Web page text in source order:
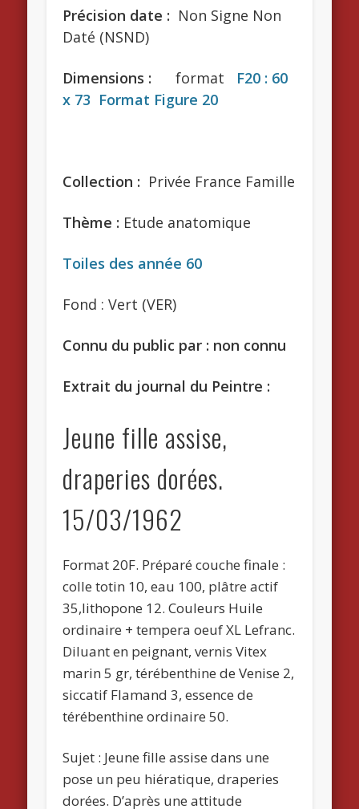
Précision date : Non Signe Non
Daté (NSND)
Dimensions : format
F20 : 60
x 73 Format Figure 20
Collection : Privée France Famille
Thème : Etude anatomique
Toiles des année 60
Fond : Vert (VER)
Connu du public par : non connu
Extrait du journal du Peintre :
Jeune fille assise,
draperies dorées.
15/03/1962
Format 20F. Préparé couche finale :
colle totin 10, eau 100, plâtre actif
35,lithopone 12. Couleurs Huile
ordinaire + tempera oeuf XL Lefranc.
Diluant en peignant, vernis Vitex
marin 5 gr, térébenthine de Venise 2,
siccatif Flamand 3, essence de
térébenthine ordinaire 50.
Sujet : Jeune fille assise dans une
pose un peu hiératique, draperies
dorées. D’après une attitude